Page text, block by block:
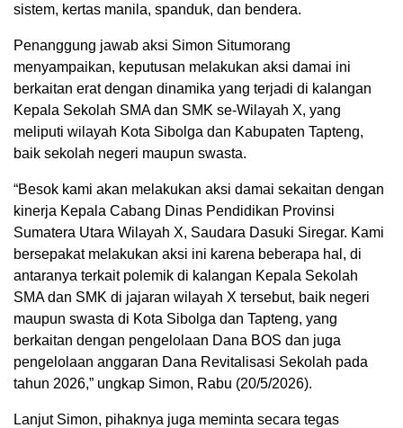
sistem, kertas manila, spanduk, dan bendera.
Penanggung jawab aksi Simon Situmorang
menyampaikan, keputusan melakukan aksi damai ini
berkaitan erat dengan dinamika yang terjadi di kalangan
Kepala Sekolah SMA dan SMK se-Wilayah X, yang
meliputi wilayah Kota Sibolga dan Kabupaten Tapteng,
baik sekolah negeri maupun swasta.
“Besok kami akan melakukan aksi damai sekaitan dengan
kinerja Kepala Cabang Dinas Pendidikan Provinsi
Sumatera Utara Wilayah X, Saudara Dasuki Siregar. Kami
bersepakat melakukan aksi ini karena beberapa hal, di
antaranya terkait polemik di kalangan Kepala Sekolah
SMA dan SMK di jajaran wilayah X tersebut, baik negeri
maupun swasta di Kota Sibolga dan Tapteng, yang
berkaitan dengan pengelolaan Dana BOS dan juga
pengelolaan anggaran Dana Revitalisasi Sekolah pada
tahun 2026,” ungkap Simon, Rabu (20/5/2026).
Lanjut Simon, pihaknya juga meminta secara tegas